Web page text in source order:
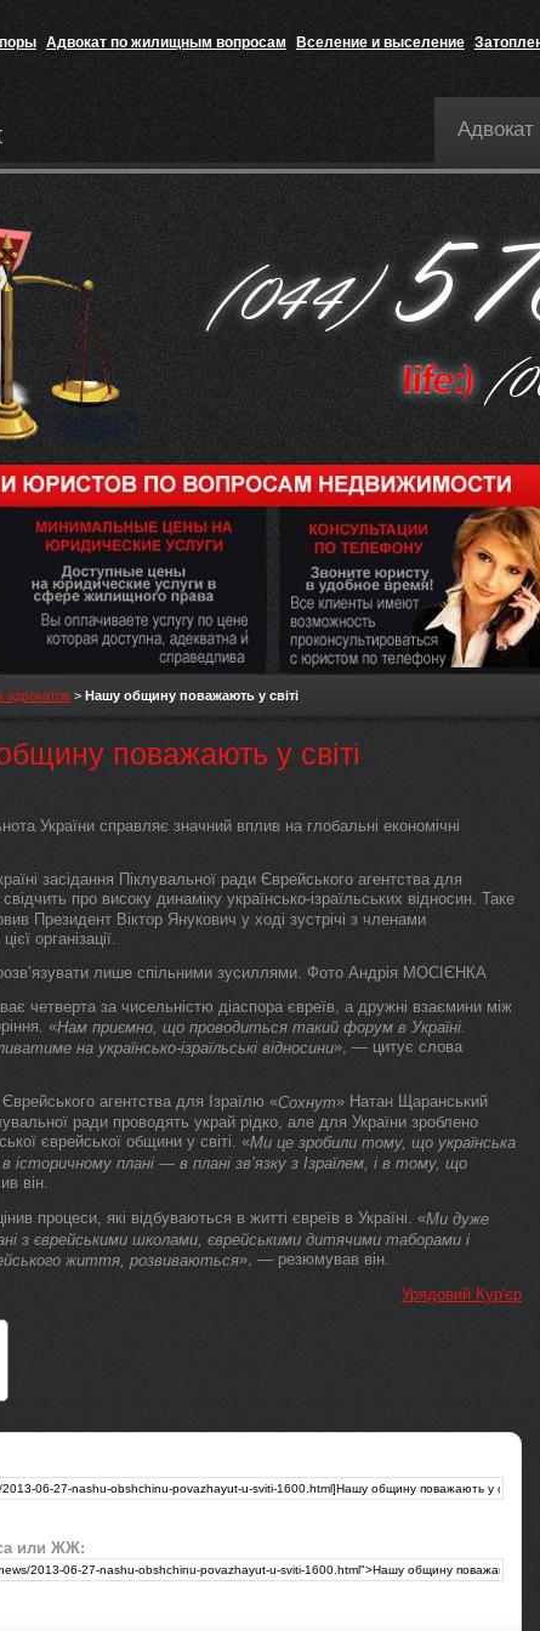
Адвокат по жилищным вопросам Вселение и выселение
> Нашу общину поважають у світі
поважають у світі
України справляє значний вплив на глобальні економічні
засідання Піклувальної ради Єврейського агентства для
про високу динаміку українсько-ізраїльських відносин. Таке
Президент Віктор Янукович у ході зустрічі з членами
організації.
лише спільними зусиллями. Фото Aндрiя МOСIЄНКА
четверта за чисельністю діаспора євреїв, а дружні взаємини між
«Нам приємно, що проводиться такий форум в Україні.
на українсько-ізраїльські відносини», — цитує слова
агентства для Ізраїлю «Сохнут» Натан Щаранський
ради проводять украй рідко, але для України зроблено
єврейської общини у світі. «Ми це зробили тому, що українська
історичному плані — в плані зв’язку з Ізраїлем, і в тому, що
він.
процеси, які відбуваються в житті євреїв в Україні. «Ми дуже
з єврейськими школами, єврейськими дитячими таборами і
життя, розвиваються», — резюмував він.
Урядовий Кур'єр
или ЖЖ: